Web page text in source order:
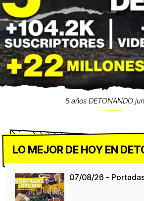
5 años DETONANDO
LO MEJOR DE HOY EN
07/08/26 -